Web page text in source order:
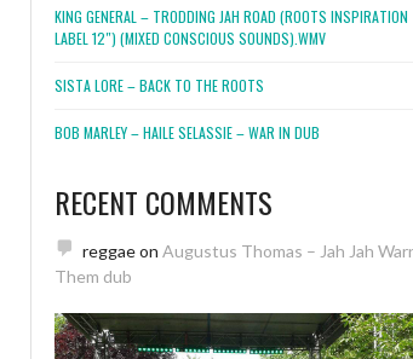
KING GENERAL – TRODDING JAH ROAD (ROOTS INSPIRATION
LABEL 12″) (MIXED CONSCIOUS SOUNDS).WMV
SISTA LORE – BACK TO THE ROOTS
BOB MARLEY – HAILE SELASSIE – WAR IN DUB
RECENT COMMENTS
reggaeon Augustus Thomas – Jah Jah
Them dub